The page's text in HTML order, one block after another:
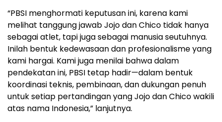
“PBSI menghormati keputusan ini, karena kami
melihat tanggung jawab Jojo dan Chico tidak hanya
sebagai atlet, tapi juga sebagai manusia seutuhnya.
Inilah bentuk kedewasaan dan profesionalisme yang
kami hargai. Kami juga menilai bahwa dalam
pendekatan ini, PBSI tetap hadir—dalam bentuk
koordinasi teknis, pembinaan, dan dukungan penuh
untuk setiap pertandingan yang Jojo dan Chico wakili
atas nama Indonesia,” lanjutnya.